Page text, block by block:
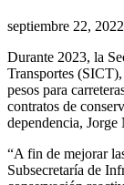
septiembre 22, 2022
Durante 2023, la
Transportes
pesos para
contratos de
dependencia, Jorge
“A fin de mejorar
Subsecretaría de